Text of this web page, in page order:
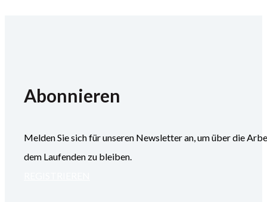
Abonnieren
Melden Sie sich für unseren Newsletter an, um über die
dem Laufenden zu bleiben.